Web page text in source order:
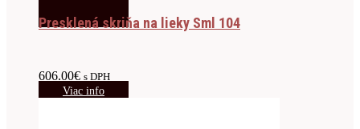
Presklená skriňa na lieky Sml 104
606.00€ s DPH
Viac info